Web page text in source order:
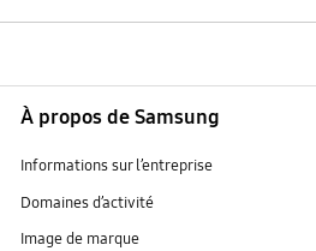
À propos de Samsung
Informations sur l’entreprise
Domaines d’activité
Image de marque